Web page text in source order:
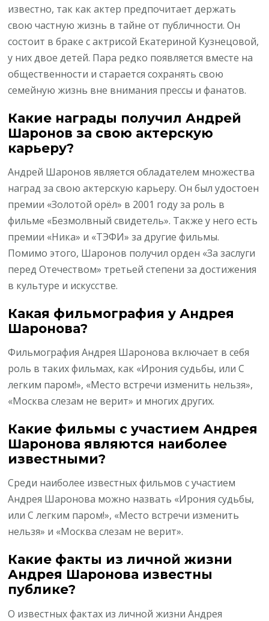
известно, так как актер предпочитает держать
свою частную жизнь в тайне от публичности. Он
состоит в браке с актрисой Екатериной Кузнецовой,
у них двое детей. Пара редко появляется вместе на
общественности и старается сохранять свою
семейную жизнь вне внимания прессы и фанатов.
Какие награды получил Андрей
Шаронов за свою актерскую
карьеру?
Андрей Шаронов является обладателем множества
наград за свою актерскую карьеру. Он был удостоен
премии «Золотой орёл» в 2001 году за роль в
фильме «Безмолвный свидетель». Также у него есть
премии «Ника» и «ТЭФИ» за другие фильмы.
Помимо этого, Шаронов получил орден «За заслуги
перед Отечеством» третьей степени за достижения
в культуре и искусстве.
Какая фильмография у Андрея
Шаронова?
Фильмография Андрея Шаронова включает в себя
роль в таких фильмах, как «Ирония судьбы, или С
легким паром!», «Место встречи изменить нельзя»,
«Москва слезам не верит» и многих других.
Какие фильмы с участием Андрея
Шаронова являются наиболее
известными?
Среди наиболее известных фильмов с участием
Андрея Шаронова можно назвать «Ирония судьбы,
или С легким паром!», «Место встречи изменить
нельзя» и «Москва слезам не верит».
Какие факты из личной жизни
Андрея Шаронова известны
публике?
О известных фактах из личной жизни Андрея